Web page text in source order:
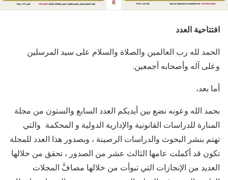
افتتاحية العدد
الحمد لله رب العالمين والصلاة والسلام على سيد المرسلين
وعلى آله وأصحابه أجمعين.
أما بعد،
بحمد الله وعونه نضع بين أيديكم العدد السابع والستون من مجلة
المنارة للدراسات القانونية والإدارية الدولية و المحكمة والتي
تهتم بنشر البحوث والدراسات الرصينة ، وبصدور هذا العدد للمجلة
تكون قد أكملت عامها الثالث عشر من الصدور ، تحقق من خلالها
العديد من الإنجازات التي تبوأت من خلالها مصافَّ المجلات